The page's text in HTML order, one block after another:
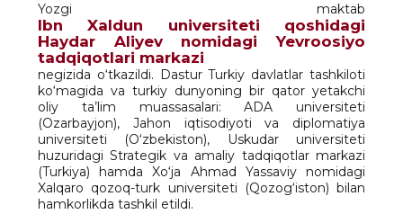
Yozgi maktab
Ibn Xaldun universiteti qoshidagi
Haydar Aliyev nomidagi Yevroosiyo
tadqiqotlari markazi
negizida o‘tkazildi. Dastur Turkiy davlatlar tashkiloti
ko‘magida va turkiy dunyoning bir qator yetakchi
oliy ta’lim muassasalari: ADA universiteti
(Ozarbayjon), Jahon iqtisodiyoti va diplomatiya
universiteti (O‘zbekiston), Uskudar universiteti
huzuridagi Strategik va amaliy tadqiqotlar markazi
(Turkiya) hamda Xo‘ja Ahmad Yassaviy nomidagi
Xalqaro qozoq-turk universiteti (Qozog‘iston) bilan
hamkorlikda tashkil etildi.